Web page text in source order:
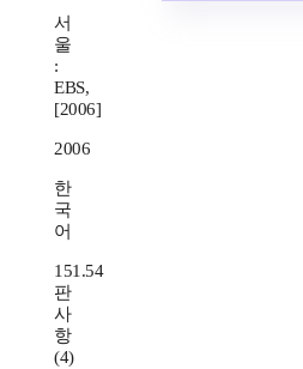
서
울
:
EBS,
[2006]
2006
한
국
어
151.54
판
사
항
(4)